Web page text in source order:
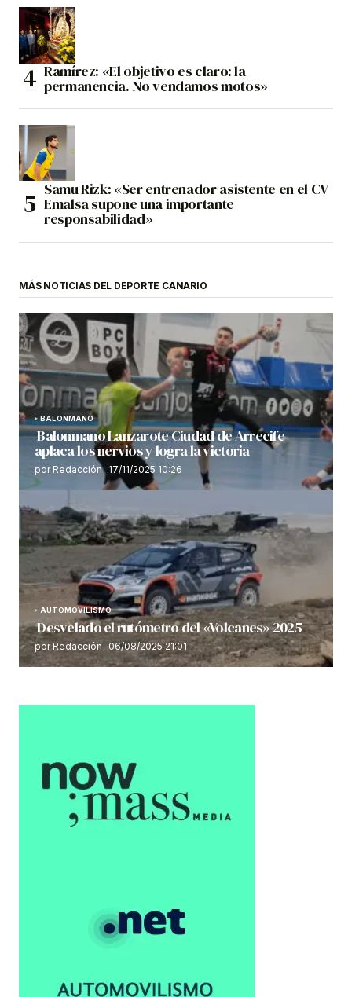
Ramírez: «El objetivo es claro: la
permanencia. No vendamos motos»
Samu Rizk: «Ser entrenador asistente en el CV
Emalsa supone una importante
responsabilidad»
MÁS NOTICIAS DEL DEPORTE CANARIO
BALONMANO
Balonmano Lanzarote Ciudad de Arrecife
aplaca los nervios y logra la victoria
por Redacción 17/11/2025 10:26
AUTOMOVILISMO
Desvelado el rutómetro del «Volcanes» 2025
por Redacción 06/08/2025 21:01